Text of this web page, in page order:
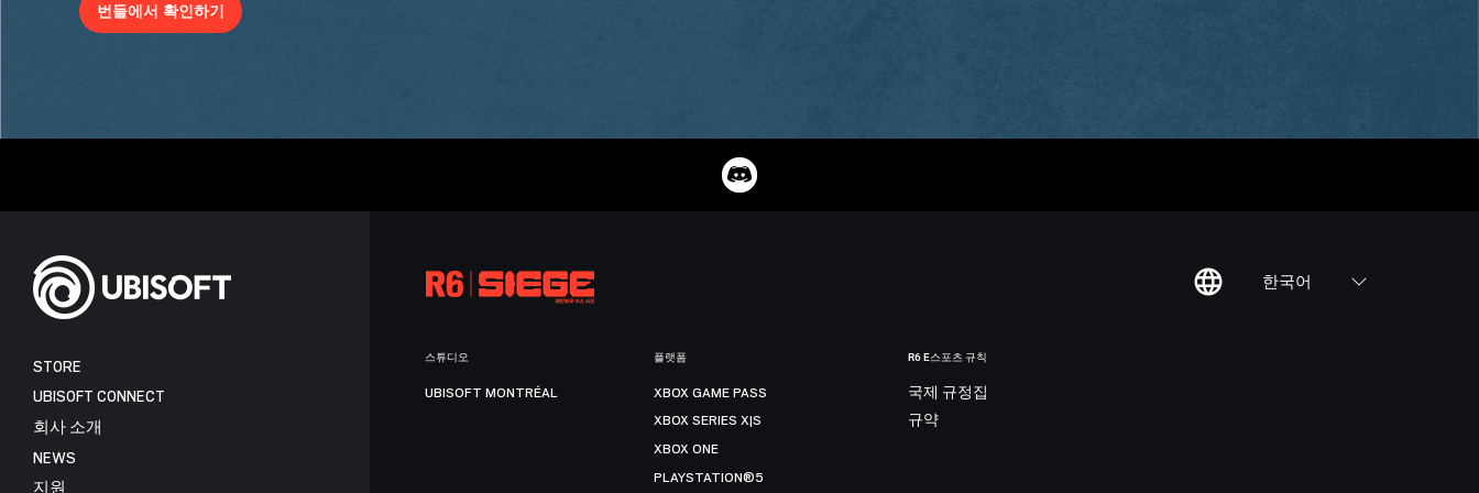
번들에서 확인하기
한국어
STORE
UBISOFT CONNECT
회사 소개
NEWS
지원
스튜디오
UBISOFT MONTRÉAL
플랫폼
XBOX GAME PASS
XBOX SERIES X|S
XBOX ONE
PLAYSTATION®5
R6 E스포츠 규칙
국제 규정집
규약